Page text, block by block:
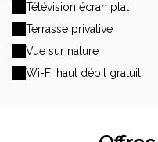
Télévision écran plat
Terrasse privative
Vue sur nature
Wi-Fi haut débit gratuit